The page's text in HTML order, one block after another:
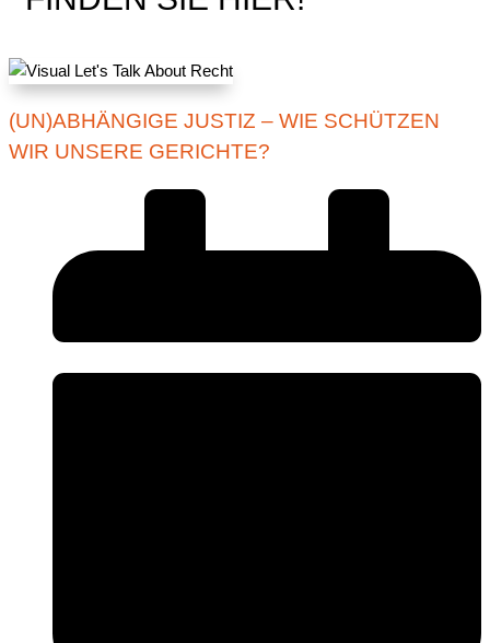
(UN)ABHÄNGIGE JUSTIZ – WIE SCHÜTZEN
WIR UNSERE GERICHTE?